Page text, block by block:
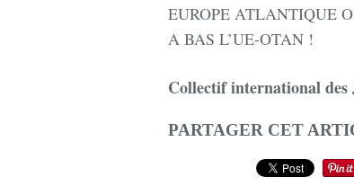
EUROPE ATLANTIQUE
A BAS L’UE-OTAN !
Collectif international des
PARTAGER CET